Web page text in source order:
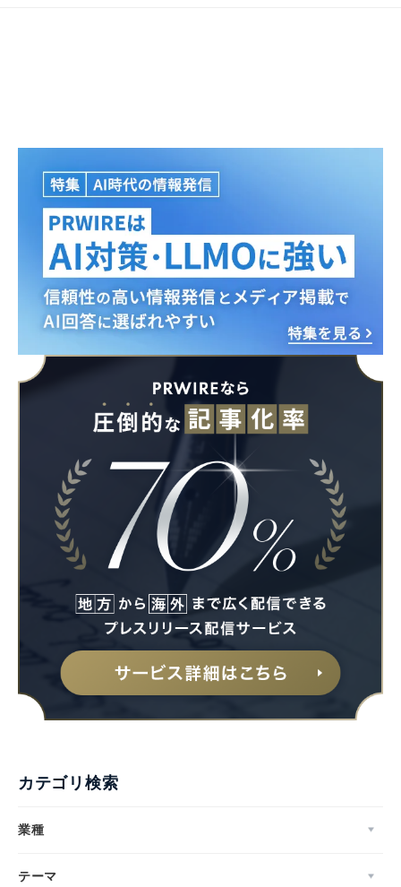
カテゴリ検索
業種
テーマ